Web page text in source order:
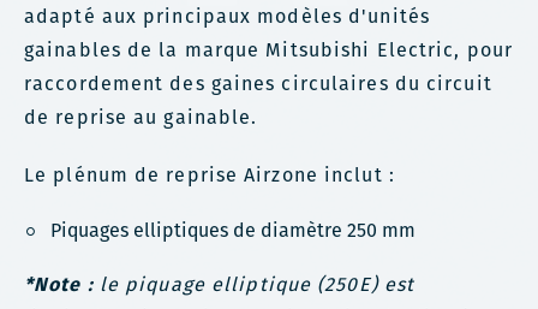
adapté aux principaux modèles d'unités
gainables de la marque Mitsubishi Electric, pour
raccordement des gaines circulaires du circuit
de reprise au gainable.
Le plénum de reprise Airzone inclut :
Piquages elliptiques de diamètre 250 mm
*Note : le piquage elliptique (250E) est